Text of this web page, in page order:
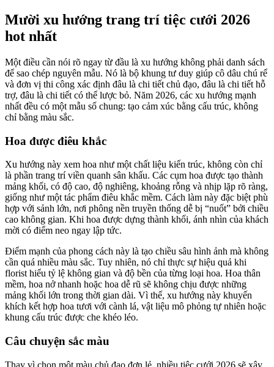
Mười xu hướng trang trí tiệc cưới 2026
hot nhất
Một điều cần nói rõ ngay từ đầu là xu hướng không phải danh sách
để sao chép nguyên mẫu. Nó là bộ khung tư duy giúp cô dâu chú rể
và đơn vị thi công xác định đâu là chi tiết chủ đạo, đâu là chi tiết hỗ
trợ, đâu là chi tiết có thể lược bỏ. Năm 2026, các xu hướng mạnh
nhất đều có một mẫu số chung: tạo cảm xúc bằng cấu trúc, không
chỉ bằng màu sắc.
Hoa được điêu khắc
Xu hướng này xem hoa như một chất liệu kiến trúc, không còn chỉ
là phần trang trí viền quanh sân khấu. Các cụm hoa được tạo thành
mảng khối, có độ cao, độ nghiêng, khoảng rỗng và nhịp lặp rõ ràng,
giống như một tác phẩm điêu khắc mềm. Cách làm này đặc biệt phù
hợp với sảnh lớn, nơi phông nền truyền thống dễ bị “nuốt” bởi chiều
cao không gian. Khi hoa được dựng thành khối, ánh nhìn của khách
mời có điểm neo ngay lập tức.
Điểm mạnh của phong cách này là tạo chiều sâu hình ảnh mà không
cần quá nhiều màu sắc. Tuy nhiên, nó chỉ thực sự hiệu quả khi
florist hiểu tỷ lệ không gian và độ bền của từng loại hoa. Hoa thân
mềm, hoa nở nhanh hoặc hoa dễ rũ sẽ không chịu được những
mảng khối lớn trong thời gian dài. Vì thế, xu hướng này khuyến
khích kết hợp hoa tươi với cành lá, vật liệu mô phỏng tự nhiên hoặc
khung cấu trúc được che khéo léo.
Câu chuyện sắc màu
Thay vì chọn một màu chủ đạo đơn lẻ, nhiều tiệc cưới 2026 sẽ xây